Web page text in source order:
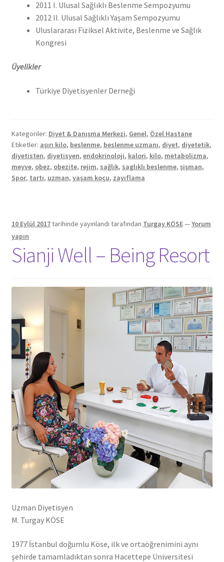
2011 I. Ulusal Sağlıklı Beslenme Sempozyumu
2012 II. Ulusal Sağlıklı Yaşam Sempozyumu
Uluslararası Fiziksel Aktivite, Beslenme ve Sağlık
Kongresi
Üyelikler
Türkiye Diyetisyenler Derneği
Kategoriler: Diyet & Danışma Merkezi, Genel, Özel Hastane
Etiketler: aşırı kilo, beslenme, beslenme uzmanı, diyet, diyetetik,
diyetisten, diyetisyen, endokrinoloji, kalori, kilo, metabolizma,
meyve, obez, obezite, rejim, sağlık, saglıklı beslenme, şişman,
Spor, tartı, uzman, yaşam koçu, zayıflama
10 Eylül 2017tarihinde yayınlandı tarafından Turgay KÖSE—Yorum
yapın
Sianji Well – Being Resort
Uzman Diyetisyen
M. Turgay KÖSE
1977 İstanbul doğumlu Köse, ilk ve ortaöğrenimini aynı
şehirde tamamladıktan sonra Hacettepe Üniversitesi